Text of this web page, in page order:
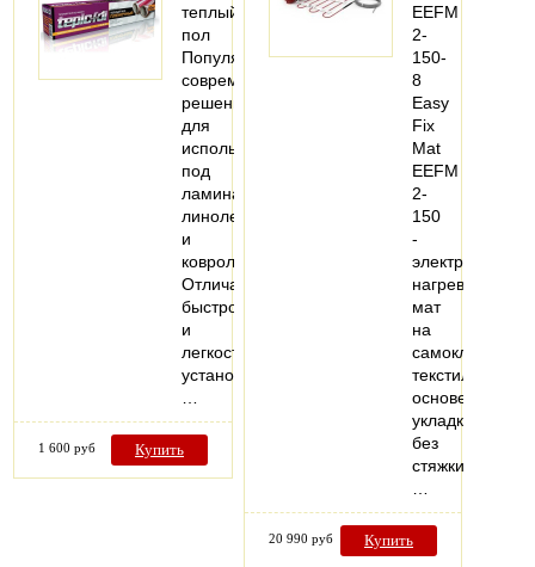
теплый
пол
Популярное
современное
решение
для
использования
под
ламинат,
линолеум
и
ковролин.
Отличается
быстротой
и
легкостью
установки.
1 600 руб Купить
EEFM
2-
150-
8
Easy
Fix
Mat
EEFM
2-
150
-
электрический
мат
на
текстильной
основе,
укладка
без
стяжки,
20 990 руб Купить